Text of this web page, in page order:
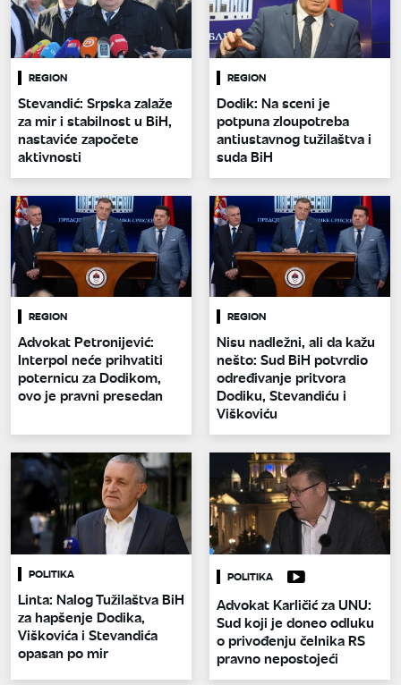
REGION
Stevandić: Srpska zalaže
za mir i stabilnost u BiH,
nastaviće započete
aktivnosti
REGION
Dodik: Na sceni je
potpuna zloupotreba
antiustavnog tužilaštva i
suda BiH
REGION
Advokat Petronijević:
Interpol neće prihvatiti
poternicu za Dodikom,
ovo je pravni presedan
REGION
Nisu nadležni, ali da kažu
nešto: Sud BiH potvrdio
određivanje pritvora
Dodiku, Stevandiću i
Viškoviću
POLITIKA
Linta: Nalog Tužilaštva BiH
za hapšenje Dodika,
Viškovića i Stevandića
opasan po mir
POLITIKA
Advokat Karličić za UNU:
Sud koji je doneo odluku
o privođenju čelnika RS
pravno nepostojeći